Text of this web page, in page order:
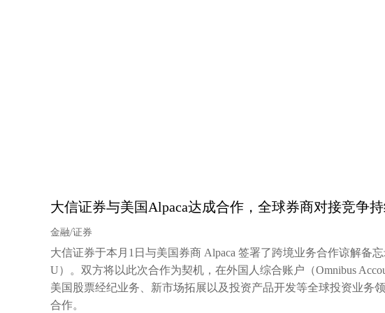
大信证券与美国Alpaca达成合作，全球券商对接竞争
金融/证券
大信证券于本月1日与美国券商 Alpaca 签署了跨境业务合作谅解备
U）。双方将以此次合作为契机，在外国人综合账户（Omnibus
美国股票经纪业务、新市场拓展以及投资产品开发等全球投资业务
合作。